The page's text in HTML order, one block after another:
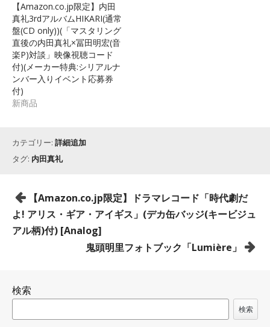
【Amazon.co.jp限定】内田
真礼3rdアルバムHIKARI(通常
盤(CD only))(「マスタリング
直後の内田真礼×冨田明宏(音
楽P)対談」映像視聴コード
付)(メーカー特典:シリアルナ
ンバー入りイベント応募券
付)
新商品
カテゴリー: 詳細追加
タグ: 内田真礼
投
稿
ナ
シ
【Amazon.co.jp限定】ドラマレコード「時代劇だ
よ! アリス・ギア・アイギス」(デカ缶バッジ(キービジュ
アル柄)付) [Analog]
鬼頭明里フォトブック「Lumière」
検索
検索